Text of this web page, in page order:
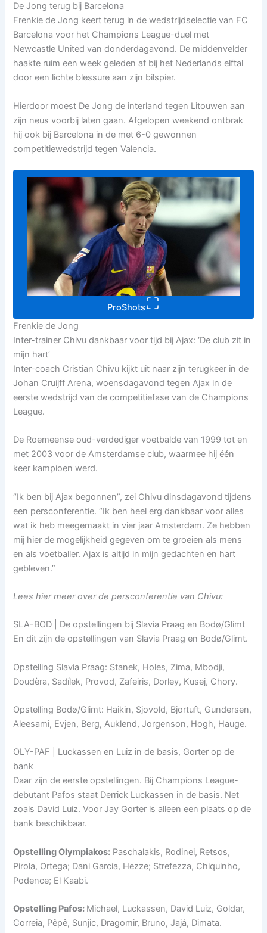
De Jong terug bij Barcelona
Frenkie de Jong keert terug in de wedstrijdselectie van FC
Barcelona voor het Champions League-duel met
Newcastle United van donderdagavond. De middenvelder
haakte ruim een week geleden af bij het Nederlands elftal
door een lichte blessure aan zijn bilspier.
Hierdoor moest De Jong de interland tegen Litouwen aan
zijn neus voorbij laten gaan. Afgelopen weekend ontbrak
hij ook bij Barcelona in de met 6-0 gewonnen
competitiewedstrijd tegen Valencia.
ProShots
Frenkie de Jong
Inter-trainer Chivu dankbaar voor tijd bij Ajax: ‘De club zit in
mijn hart’
Inter-coach Cristian Chivu kijkt uit naar zijn terugkeer in de
Johan Cruijff Arena, woensdagavond tegen Ajax in de
eerste wedstrijd van de competitiefase van de Champions
League.
De Roemeense oud-verdediger voetbalde van 1999 tot en
met 2003 voor de Amsterdamse club, waarmee hij één
keer kampioen werd.
“Ik ben bij Ajax begonnen”, zei Chivu dinsdagavond tijdens
een persconferentie. “Ik ben heel erg dankbaar voor alles
wat ik heb meegemaakt in vier jaar Amsterdam. Ze hebben
mij hier de mogelijkheid gegeven om te groeien als mens
en als voetballer. Ajax is altijd in mijn gedachten en hart
gebleven.”
Lees hier meer over de persconferentie van Chivu:
SLA-BOD | De opstellingen bij Slavia Praag en Bodø/Glimt
En dit zijn de opstellingen van Slavia Praag en Bodø/Glimt.
Opstelling Slavia Praag: Stanek, Holes, Zima, Mbodji,
Doudèra, Sadílek, Provod, Zafeiris, Dorley, Kusej, Chory.
Opstelling Bodø/Glimt: Haikin, Sjovold, Bjortuft, Gundersen,
Aleesami, Evjen, Berg, Auklend, Jorgenson, Hogh, Hauge.
OLY-PAF | Luckassen en Luiz in de basis, Gorter op de
bank
Daar zijn de eerste opstellingen. Bij Champions League-
debutant Pafos staat Derrick Luckassen in de basis. Net
zoals David Luiz. Voor Jay Gorter is alleen een plaats op de
bank beschikbaar.
Opstelling Olympiakos: Paschalakis, Rodinei, Retsos,
Pirola, Ortega; Dani Garcia, Hezze; Strefezza, Chiquinho,
Podence; El Kaabi.
Opstelling Pafos: Michael, Luckassen, David Luiz, Goldar,
Correia, Pêpê, Sunjic, Dragomir, Bruno, Jajá, Dimata.